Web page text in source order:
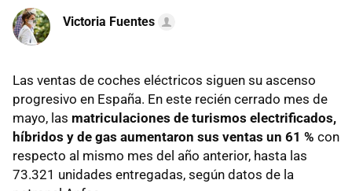
Victoria Fuentes
Las ventas de coches eléctricos siguen su ascenso
progresivo en España. En este recién cerrado mes de
mayo, las matriculaciones de turismos electrificados,
híbridos y de gas aumentaron sus ventas un 61 % con
respecto al mismo mes del año anterior, hasta las
73.321 unidades entregadas, según datos de la